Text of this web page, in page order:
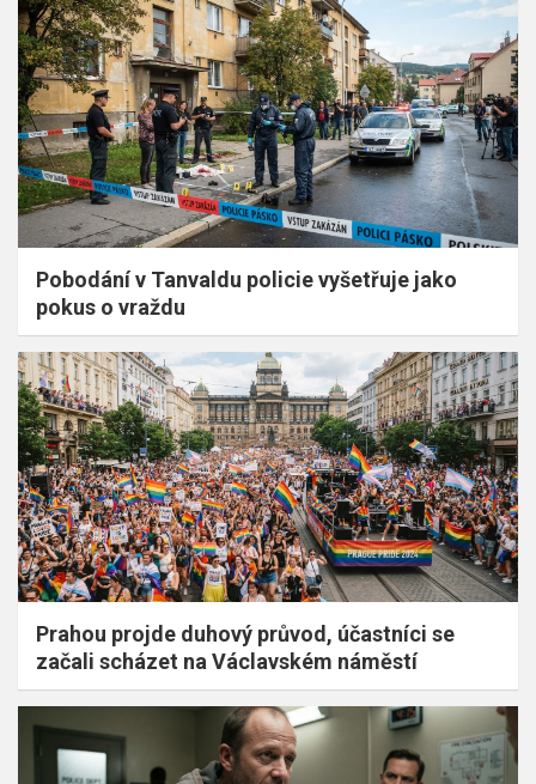
Pobodání v Tanvaldu policie vyšetřuje jako
pokus o vraždu
Prahou projde duhový průvod, účastníci se
začali scházet na Václavském náměstí